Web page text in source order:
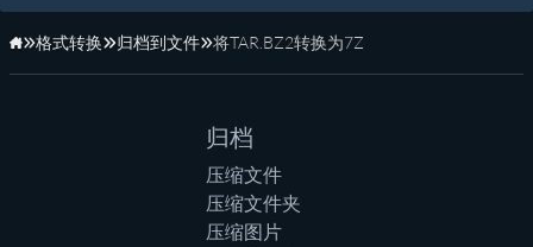
主页
格式转换 归档到文件 将TAR.BZ2转换为7Z
归档
压缩文件
压缩文件夹
压缩图片